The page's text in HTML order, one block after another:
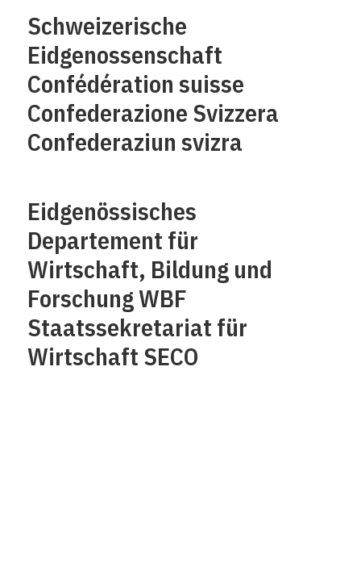
Schweizerische
Eidgenossenschaft
Confédération suisse
Confederazione Svizzera
Confederaziun svizra
Eidgenössisches
Departement für
Wirtschaft, Bildung und
Forschung WBF
Staatssekretariat für
Wirtschaft SECO